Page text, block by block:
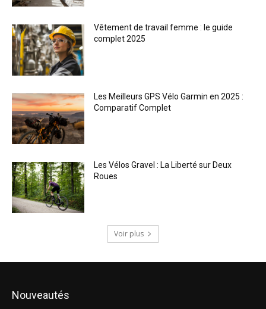
Vêtement de travail femme : le guide
complet 2025
Les Meilleurs GPS Vélo Garmin en 2025 :
Comparatif Complet
Les Vélos Gravel : La Liberté sur Deux
Roues
Voir plus
Nouveautés